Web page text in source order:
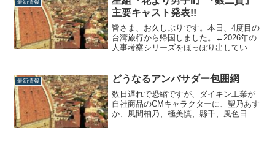
ヴィクター：七城雅（鳳月杏）新公主演
コンビは驚異の早期抜擢!!主演を取ったの
は...
最新情報
主要キャスト発表!!
皆さま、お久しぶりです。本日、4度目の
台湾旅行から帰国しました。←2026年の
人事考察シリーズをほっぽり出していて
いと思います。星組『花より男子II』主要
キャスト発表!!まずは、暁千星主演『花よ
り男子II』の主要キャスト発表から...
最新情報 どうなるアンバサダー包囲網
数日遅れで恐縮ですが、ダイキン工業が
自社商品のCMキャラクターに、聖乃あす
か、風間柚乃、極美慎、縣千、風色日向